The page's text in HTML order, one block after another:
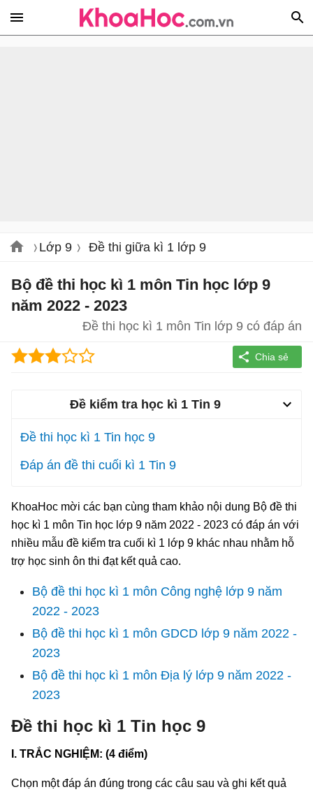
Lớp 9 Đề thi giữa kì 1 lớp 9
Bộ đề thi học kì 1 môn Tin học lớp 9
năm 2022 - 2023
Đề thi học kì 1 môn Tin lớp 9 có đáp án
Đề kiểm tra học kì 1 Tin 9
Đề thi học kì 1 Tin học 9
Đáp án đề thi cuối kì 1 Tin 9
KhoaHoc mời các bạn cùng tham khảo nội dung Bộ đề thi
học kì 1 môn Tin học lớp 9 năm 2022 - 2023 có đáp án với
nhiều mẫu đề kiểm tra cuối kì 1 lớp 9 khác nhau nhằm hỗ
trợ học sinh ôn thi đạt kết quả cao.
Bộ đề thi học kì 1 môn Công nghệ lớp 9 năm
2022 - 2023
Bộ đề thi học kì 1 môn GDCD lớp 9 năm 2022 -
2023
Bộ đề thi học kì 1 môn Địa lý lớp 9 năm 2022 -
2023
Đề thi học kì 1 Tin học 9
I. TRẮC NGHIỆM: (4 điểm)
Chọn một đáp án đúng trong các câu sau và ghi kết quả